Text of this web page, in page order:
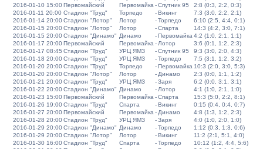
2016-01-10 15:00Первомайский Первомайка -Спутник 95
2:8 (0:3, 2:2, 0:3)
2016-01-11 20:00 Стадион "Труд" Торпедо -Викинг
7:3 (3:0, 2:2, 2:1)
2016-01-14 20:00Стадион "Лотор" Лотор -Торпедо
6:10 (2:5, 4:4, 0:1)
2016-01-15 20:00Стадион "Лотор" Лотор -Спарта
14:3 (4:2, 3:0, 7:1)
2016-01-15 20:00Стадион "Динамо" Динамо -Первомайка 4:2 (1:0, 2:1, 1:1)
2016-01-17 20:00Первомайский Первомайка - Лотор
3:6 (0:1, 1:2, 2:3)
2016-01-17 08:45 Стадион "Труд" УРЦ ЯМЗ -Спутник 95
9:3 (3:0, 2:0, 4:3)
2016-01-18 20:00Стадион "Труд" УРЦ ЯМЗ -Торпедо
7:5 (3:1, 1:2, 3:2)
2016-01-20 20:00Стадион "Труд" Торпедо -Первомайка 10:3 (2:0, 3:0, 5:3)
2016-01-20 20:00Стадион "Лотор" Лотор - Динамо
2:3 (0:0, 1:1, 1:2)
2016-01-21 20:00Стадион "Труд" УРЦ ЯМЗ -Заря
6:2 (0:0, 3:1, 3:1)
2016-01-22 20:00Стадион "Динамо" Динамо - Лотор
4:1 (1:0, 2:1, 1:0)
2016-01-23 15:00Первомайский Первомайка -Спарта
15:3 (5:0, 2:2, 8:1)
2016-01-26 19:00Стадион "Труд" Спарта -Викинг
0:15 (0:4, 0:4, 0:7)
2016-01-27 20:00Первомайский Первомайка - Динамо
4:8 (1:3, 1:2, 2:3)
2016-01-28 20:00Стадион "Труд" УРЦ ЯМЗ -Заря
4:0 (1:0, 2:0, 1:0)
2016-01-29 20:00Стадион "Динамо" Динамо -Торпедо
1:12 (0:3, 1:3, 0:6)
2016-01-29 20:00Стадион "Лотор" Лотор -Викинг
11:2 (2:1, 5:1, 4:0)
2016-01-30 16:00Стадион "Труд" Спарта -Торпедо
10:12 (1:2, 4:4, 5:6)